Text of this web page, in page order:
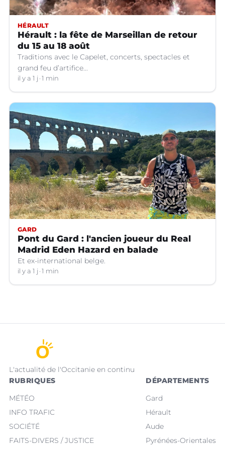
HÉRAULT
Hérault : la fête de Marseillan de retour
du 15 au 18 août
Traditions avec le Capelet, concerts, spectacles et
grand feu d’artifice...
il y a 1 j 1 min
GARD
Pont du Gard : l'ancien joueur du Real
Madrid Eden Hazard en balade
Et ex-international belge.
il y a 1 j 1 min
L'actualité de l'Occitanie en continu
RUBRIQUES
MÉTÉO
INFO TRAFIC
SOCIÉTÉ
FAITS-DIVERS / JUSTICE
DÉPARTEMENTS
Gard
Hérault
Aude
Pyrénées-Orientales